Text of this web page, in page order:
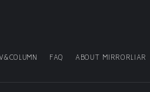
FAQ ABOUT MIRRORLIAR